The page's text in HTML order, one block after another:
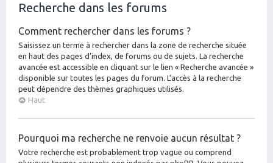
Recherche dans les forums
Comment rechercher dans les forums ?
Saisissez un terme à rechercher dans la zone de recherche située
en haut des pages d’index, de forums ou de sujets. La recherche
avancée est accessible en cliquant sur le lien « Recherche avancée »
disponible sur toutes les pages du forum. L’accès à la recherche
peut dépendre des thèmes graphiques utilisés.
Haut
Pourquoi ma recherche ne renvoie aucun résultat ?
Votre recherche est probablement trop vague ou comprend